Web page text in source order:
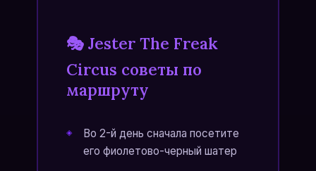
🎭 Jester The Freak
Circus советы по
маршруту
Во 2-й день сначала посетите
его фиолетово-черный шатер